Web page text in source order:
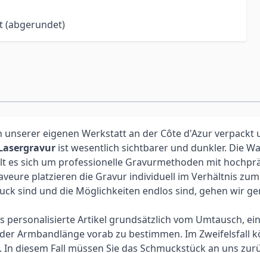
(abgerundet)
unserer eigenen Werkstatt an der Côte d'Azur
ist wesentlich sichtbarer und dunkler. Die
es sich um professionelle Gravurmethoden mit
platzieren die Gravur individuell im Verhältnis
sind und die Möglichkeiten endlos sind, gehen wir
personalisierte Artikel grundsätzlich vom Umtausch,
Armbandlänge vorab zu bestimmen. Im Zweifelsfall
diesem Fall müssen Sie das Schmuckstück an uns